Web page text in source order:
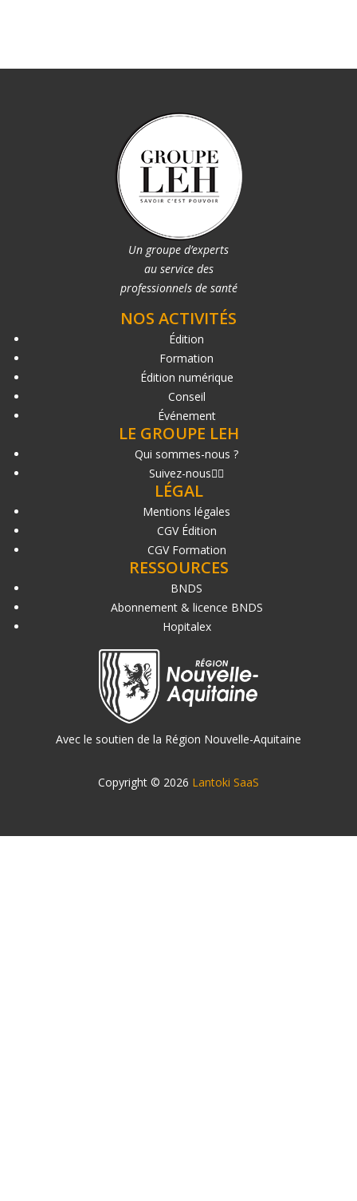
Un groupe d’experts
au service des
professionnels de santé
NOS ACTIVITÉS
Édition
Formation
Édition numérique
Conseil
Événement
LE GROUPE LEH
Qui sommes-nous ?
Suivez-nous
LÉGAL
Mentions légales
CGV Édition
CGV Formation
RESSOURCES
BNDS
Abonnement & licence BNDS
Hopitalex
Avec le soutien de la Région Nouvelle-Aquitaine
Copyright © 2026 Lantoki SaaS